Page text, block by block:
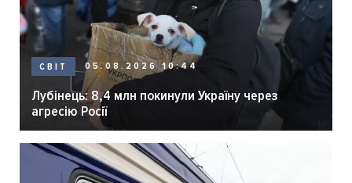
СВІТ 05.08.2026 10:44
Лубінець: 8,4 млн покинули Україну через
агресію Росії